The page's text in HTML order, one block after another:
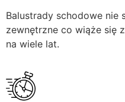
Balustrady schodowe nie
zewnętrzne co wiąże się
na wiele lat.